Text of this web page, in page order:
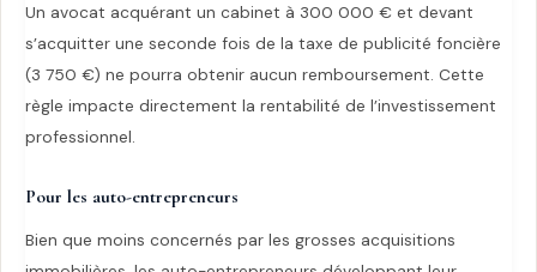
Un avocat acquérant un cabinet à 300 000 € et devant
s’acquitter une seconde fois de la taxe de publicité foncière
(3 750 €) ne pourra obtenir aucun remboursement. Cette
règle impacte directement la rentabilité de l’investissement
professionnel.
Pour les auto-entrepreneurs
Bien que moins concernés par les grosses acquisitions